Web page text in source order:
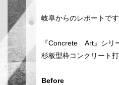
岐阜からのレポートで
『Concrete Art』シリ
杉板型枠コンクリート